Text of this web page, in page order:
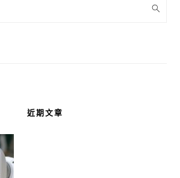
近期文章